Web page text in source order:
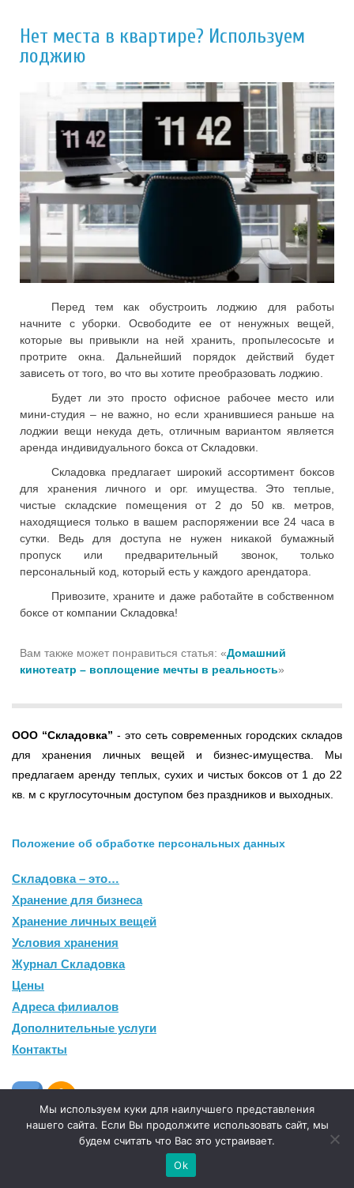
Нет места в квартире? Используем
лоджию
Перед тем как обустроить лоджию для работы
начните с уборки. Освободите ее от ненужных вещей,
которые вы привыкли на ней хранить, пропылесосьте и
протрите окна. Дальнейший порядок действий будет
зависеть от того, во что вы хотите преобразовать лоджию.
Будет ли это просто офисное рабочее место или
мини-студия – не важно, но если хранившиеся раньше на
лоджии вещи некуда деть, отличным вариантом является
аренда индивидуального бокса от Складовки.
Складовка предлагает широкий ассортимент боксов
для хранения личного и орг. имущества. Это теплые,
чистые складские помещения от 2 до 50 кв. метров,
находящиеся только в вашем распоряжении все 24 часа в
сутки. Ведь для доступа не нужен никакой бумажный
пропуск или предварительный звонок, только
персональный код, который есть у каждого арендатора.
Привозите, храните и даже работайте в собственном
боксе от компании Складовка!
Вам также может понравиться статья: «Домашний
кинотеатр – воплощение мечты в реальность»
ООО “Складовка” - это сеть современных городских складов
для хранения личных вещей и бизнес-имущества. Мы
предлагаем аренду теплых, сухих и чистых боксов от 1 до 22
кв. м с круглосуточным доступом без праздников и выходных.
Положение об обработке персональных данных
Складовка – это…
Хранение для бизнеса
Хранение личных вещей
Условия хранения
Журнал Складовка
Цены
Адреса филиалов
Дополнительные услуги
Контакты
Мы используем куки для наилучшего представления
нашего сайта. Если Вы продолжите использовать сайт, мы
будем считать что Вас это устраивает.
Ok